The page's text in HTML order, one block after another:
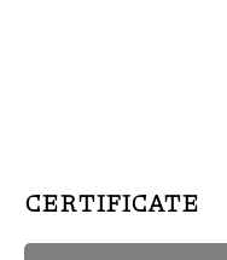
CERTIFICATE